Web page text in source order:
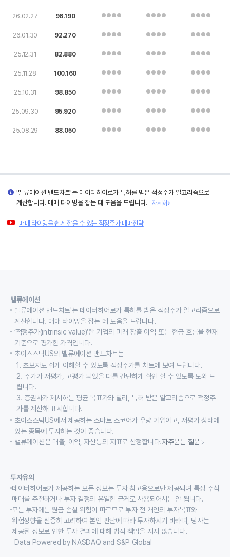
26.02.27 96.190
26.01.30 92.270
25.12.31 82.880
25.11.28 100.160
25.10.31 98.850
25.09.30 95.920
25.08.29 88.050
'밸류에이션 밴드차트'는 데이터히어로가 특허를 받은 적정주가 알고리즘으로
계산합니다. 매매 타이밍을 잡는 데 도움을 드립니다.
자세히
매매 타이밍을 쉽게 잡을 수 있는 적정주가 매매전략
밸류에이션
밸류에이션 밴드차트'는 데이터히어로가 특허를 받은 적정주가 알고리즘으로
계산합니다. 매매 타이밍을 잡는 데 도움을 드립니다.
‘적정주가(intrinsic value)’란 기업의 미래 창출 이익 또는 현금 흐름을 현재
기준으로 평가한 가격입니다.
초이스스탁US의 밸류에이션 밴드차트는
1. 초보자도 쉽게 이해할 수 있도록 적정주가를 차트에 보여 드립니다.
2. 주가가 저평가, 고평가 되었을 때를 간단하게 확인 할 수 있도록 도와 드
립니다.
3. 증권사가 제시하는 평균 목표가와 달리, 특허 받은 알고리즘으로 적정주
가를 계산해 표시합니다.
초이스스탁US에서 제공하는 스마트 스코어가 우량 기업이고, 저평가 상태에
있는 종목에 투자하는 것이 좋습니다.
밸류에이션은 매출, 이익, 자산등의 지표로 산정합니다.자주묻는 질문
투자유의
데이터히어로가 제공하는 모든 정보는 투자 참고용으로만 제공되며 특정 주식
매매를 추천하거나 투자 결정의 유일한 근거로 사용되어서는 안 됩니다.
모든 투자에는 원금 손실 위험이 따르므로 투자 전 개인의 투자목표와
위험성향을 신중히 고려하여 본인 판단에 따라 투자하시기 바라며, 당사는
제공된 정보로 인한 투자 결과에 대해 법적 책임을 지지 않습니다.
Data Powered by NASDAQ and S&P Global